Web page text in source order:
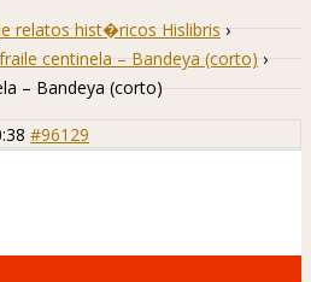
relatos hist�ricos Hislibris ›
centinela – Bandeya (corto) ›
– Bandeya (corto)
#96129